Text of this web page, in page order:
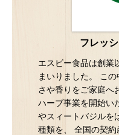
フレッ
エスビー食品は創業
まいりました。 こ
さや香りをご家庭へ
ハーブ事業を開始い
やスィートバジルを
種類を、 全国の契